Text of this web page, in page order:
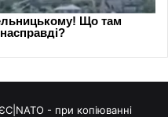
- при копіюванні